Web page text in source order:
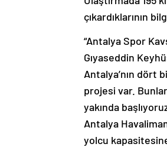
çıkardıklarının
Gıyaseddin
Antalya’nın dört
projesi var.
yakında
Antalya
yolcu